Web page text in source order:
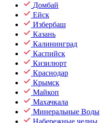
Домбай
Ейск
Избербаш
Казань
Калининград
Каспийск
Кизилюрт
Краснодар
Крымск
Майкоп
Махачкала
Минеральные Воды
Набережные челны